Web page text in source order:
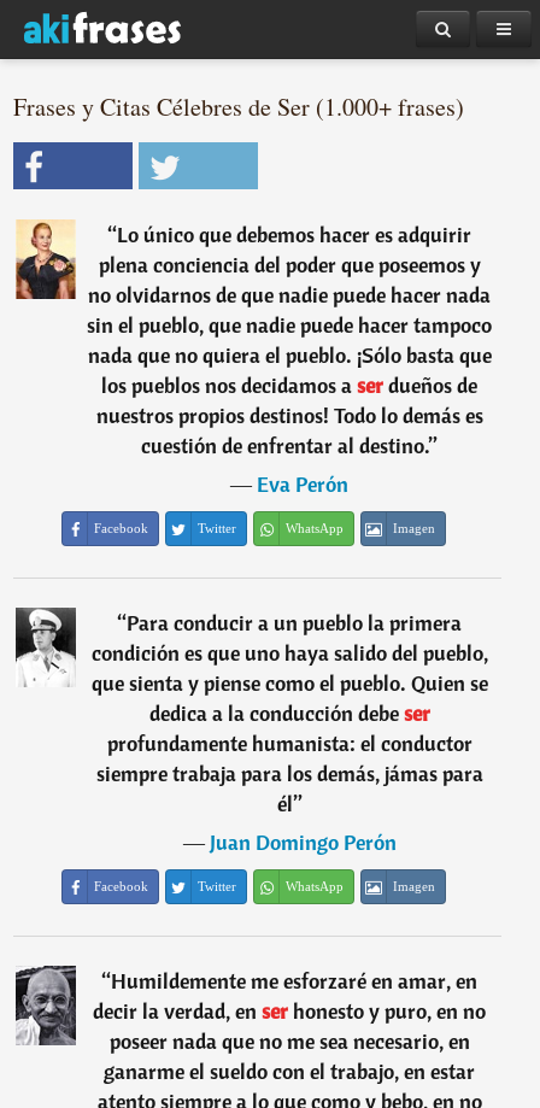
Frases y Citas Célebres de Ser (1.000+ frases)
“Lo único que debemos hacer es adquirir
plena conciencia del poder que poseemos y
no olvidarnos de que nadie puede hacer nada
sin el pueblo, que nadie puede hacer tampoco
nada que no quiera el pueblo. ¡Sólo basta que
los pueblos nos decidamos aserdueños de
nuestros propios destinos! Todo lo demás es
cuestión de enfrentar al destino.”
―Eva Perón
Facebook Twitter WhatsApp Imagen
“Para conducir a un pueblo la primera
condición es que uno haya salido del pueblo,
que sienta y piense como el pueblo. Quien se
dedica a la conducción debeser
profundamente humanista: el conductor
siempre trabaja para los demás, jámas para
él”
―Juan Domingo Perón
Facebook Twitter WhatsApp Imagen
“Humildemente me esforzaré en amar, en
decir la verdad, en ser honesto y puro, en no
poseer nada que no me sea necesario, en
ganarme el sueldo con el trabajo, en estar
atento siempre a lo que como y bebo, en no